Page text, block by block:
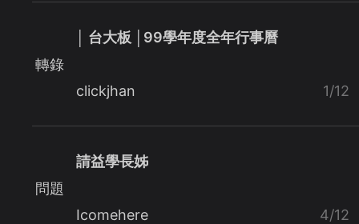
轉錄
│ 台大板 │99學年度全年行事曆
clickjhan 1/12
問題
請益學長姊
Icomehere 4/12